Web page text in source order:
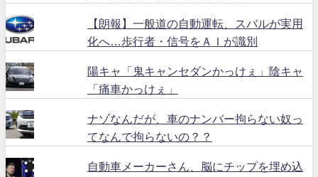
【朗報】一般道の自動運転、スバルが実用
化へ…歩行者・信号をＡＩが識別
陽キャ「鬼キャンセダンかっけぇ」陰キャ
「痛車かっけぇ」
ナゾなんだが、車のナンバー拘らない奴っ
てなんで拘らないの？？
自動車メーカーさん、脳にチップを埋め込